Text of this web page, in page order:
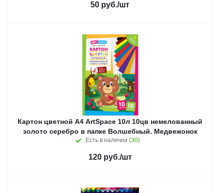
50 руб./шт
Картон цветной А4 ArtSpace 10л 10цв немелованный
золото серебро в папке Волшебный. Медвежонок
Есть в наличии (30)
120руб./шт